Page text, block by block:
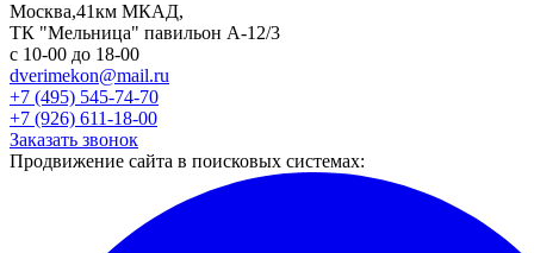
Москва,41км МКАД,
ТК "Мельница" павильон А-12/3
с 10-00 до 18-00
dverimekon@mail.ru
+7 (495) 545-74-70
+7 (926) 611-18-00
Заказать звонок
Продвижение сайта в поисковых системах: